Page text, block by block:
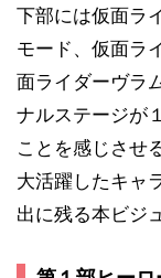
下部には仮面ラ
モード、仮面ラ
面ライダーヴラ
ナルステージが
ことを感じさせ
大活躍したキャ
出に残る本ビジ